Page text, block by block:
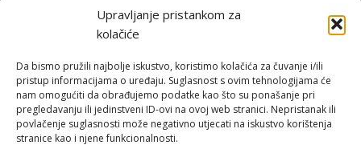
Upravljanje pristankom za
kolačiće
Da bismo pružili najbolje iskustvo, koristimo kolačića za čuvanje i/ili
pristup informacijama o uređaju. Suglasnost s ovim tehnologijama će
nam omogućiti da obrađujemo podatke kao što su ponašanje pri
pregledavanju ili jedinstveni ID-ovi na ovoj web stranici. Nepristanak ili
povlačenje suglasnosti može negativno utjecati na iskustvo korištenja
stranice kao i njene funkcionalnosti.
Zaštita osobnih podataka
Pohvale i prigovori
Platforma za online rješavanje sporova
STRANICE
Shimano servisni centar